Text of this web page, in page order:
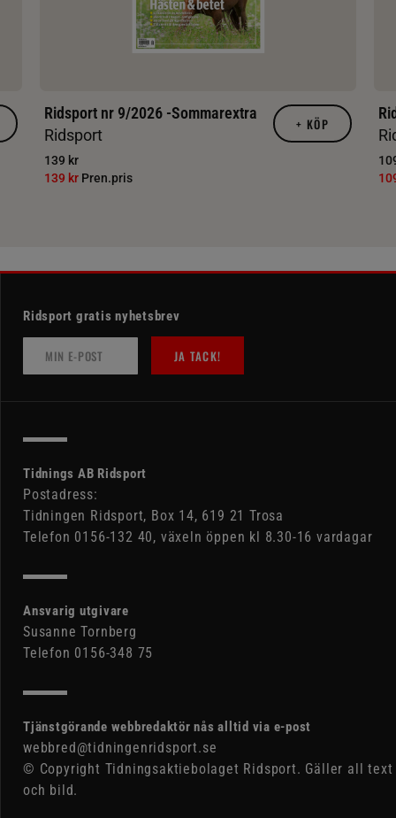
Ridsport nr 9/2026 -Sommarextra
Ridsport
139 kr
139 kr Pren.pris
+ KÖP
Ridsport gratis nyhetsbrev
JA TACK!
Tidnings AB Ridsport
Postadress:
Tidningen Ridsport, Box 14, 619 21 Trosa
Telefon 0156-132 40, växeln öppen kl 8.30-16 vardagar
Ansvarig utgivare
Susanne Tornberg
Telefon 0156-348 75
Tjänstgörande webbredaktör nås alltid via e-post
webbred@tidningenridsport.se
© Copyright Tidningsaktiebolaget Ridsport. Gäller all text
och bild.